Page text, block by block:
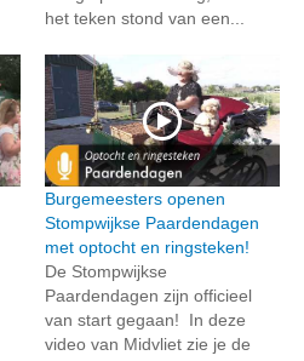
het teken stond van een...
Burgemeesters openen
Stompwijkse Paardendagen
met optocht en ringsteken!
De Stompwijkse
Paardendagen zijn officieel
van start gegaan! In deze
video van Midvliet zie je de